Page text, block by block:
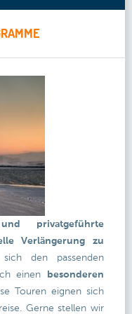
privatgeführte
Verlängerung zu
den passenden
einen
besonderen
Touren eignen sich
Gerne stellen wir